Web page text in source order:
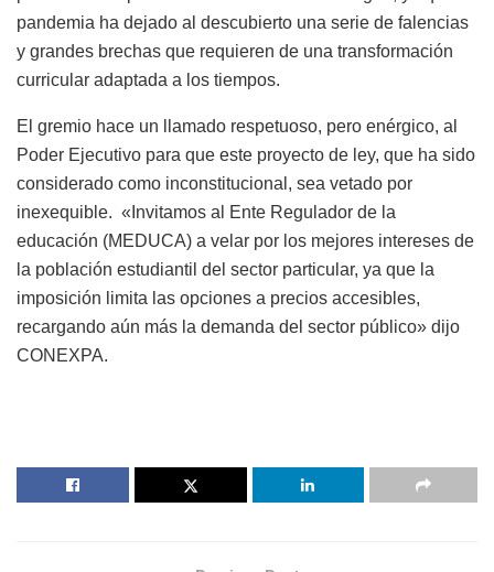
pandemia ha dejado al descubierto una serie de falencias
y grandes brechas que requieren de una transformación
curricular adaptada a los tiempos.
El gremio hace un llamado respetuoso, pero enérgico, al
Poder Ejecutivo para que este proyecto de ley, que ha sido
considerado como inconstitucional, sea vetado por
inexequible. «Invitamos al Ente Regulador de la
educación (MEDUCA) a velar por los mejores intereses de
la población estudiantil del sector particular, ya que la
imposición limita las opciones a precios accesibles,
recargando aún más la demanda del sector público» dijo
CONEXPA.